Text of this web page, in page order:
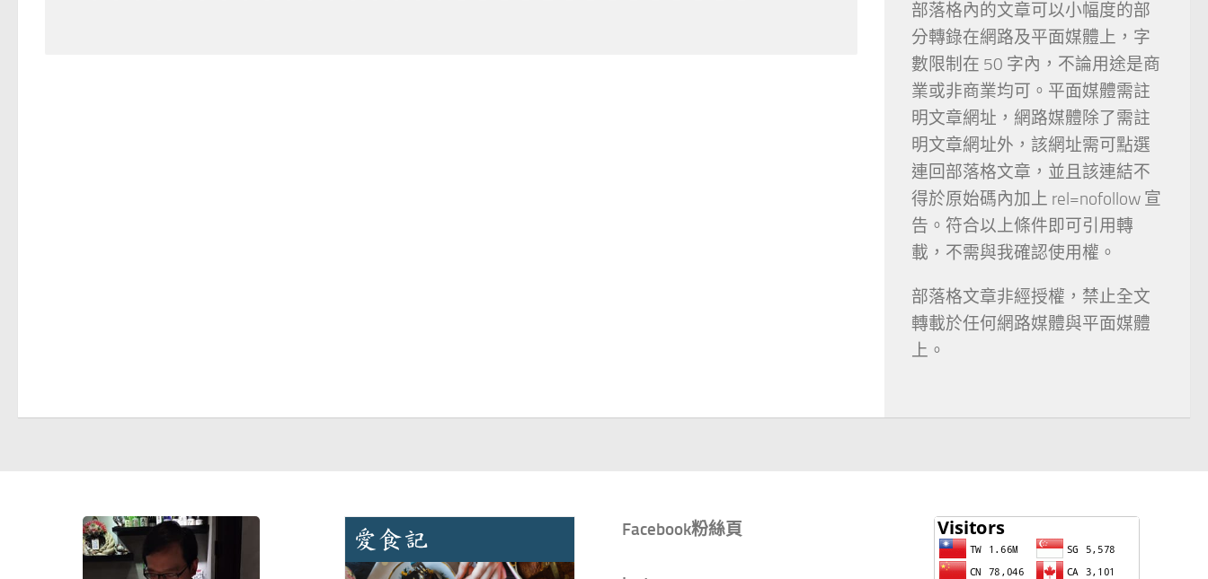
部落格內的文章可以小幅度的部
分轉錄在網路及平面媒體上，字
數限制在 50 字內，不論用途是商
業或非商業均可。平面媒體需註
明文章網址，網路媒體除了需註
明文章網址外，該網址需可點選
連回部落格文章，並且該連結不
得於原始碼內加上 rel=nofollow 宣
告。符合以上條件即可引用轉
載，不需與我確認使用權。
部落格文章非經授權，禁止全文
轉載於任何網路媒體與平面媒體
上。
Facebook粉絲頁